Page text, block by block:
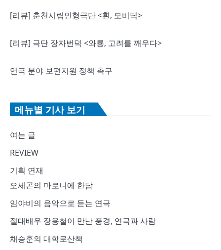
[리뷰] 춘천시립인형극단 <흰, 모비딕>
[리뷰] 극단 장자번덕 <와룡, 고려를 깨우다>
연극 분야 보편지원 정책 촉구
메뉴별 기사 보기
여는 글
REVIEW
기획 연재
오세곤의 마로니에 한담
임야비의 음악으로 듣는 연극
절대배우 장용철이 만난 풍경, 연극과 사람
채승훈의 대학로산책